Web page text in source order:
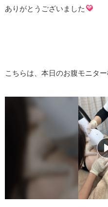
ありがとうございました
こちらは、本日のお腹モニタ